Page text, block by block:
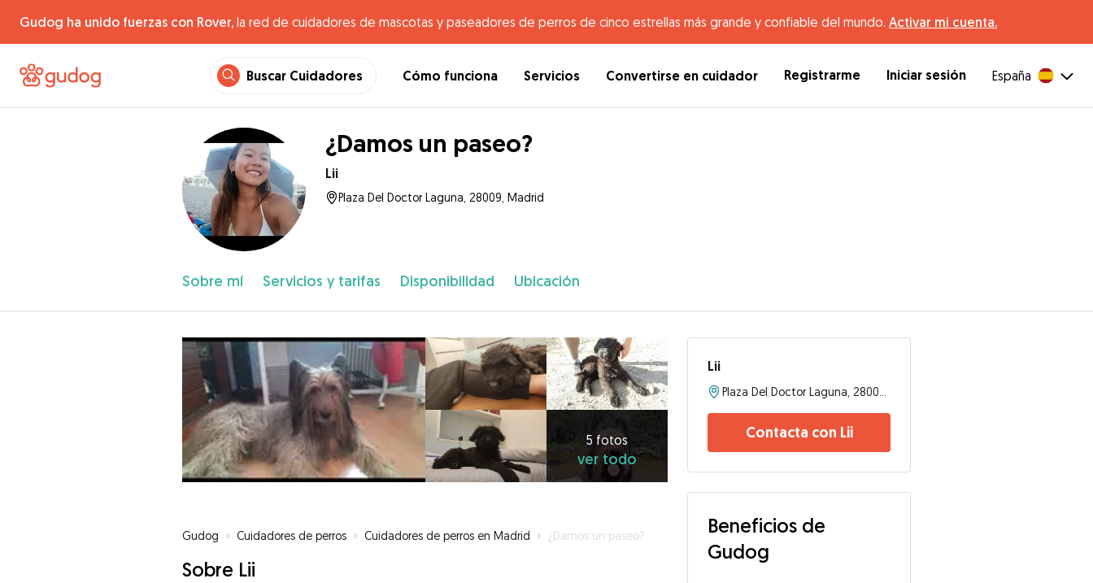
Gudog ha unido fuerzas con Rover, la red de cuidadores de mascotas y paseadores de perros de cinco estrellas más grande y confiable del mundo. Activar mi cuenta.
Buscar Cuidadores Cómo funciona Servicios Convertirse en cuidador Registrarme Iniciar sesión España
¿Damos un paseo?
Lii
Plaza Del Doctor Laguna, 28009, Madrid
Sobre mí Servicios y tarifas Disponibilidad Ubicación
5 fotos
ver todo
Gudog » Cuidadores de perros » Cuidadores de perros en Madrid » ¿Damos un paseo?
Sobre Lii
Lii
Contacta con Lii
Beneficios de
Gudog